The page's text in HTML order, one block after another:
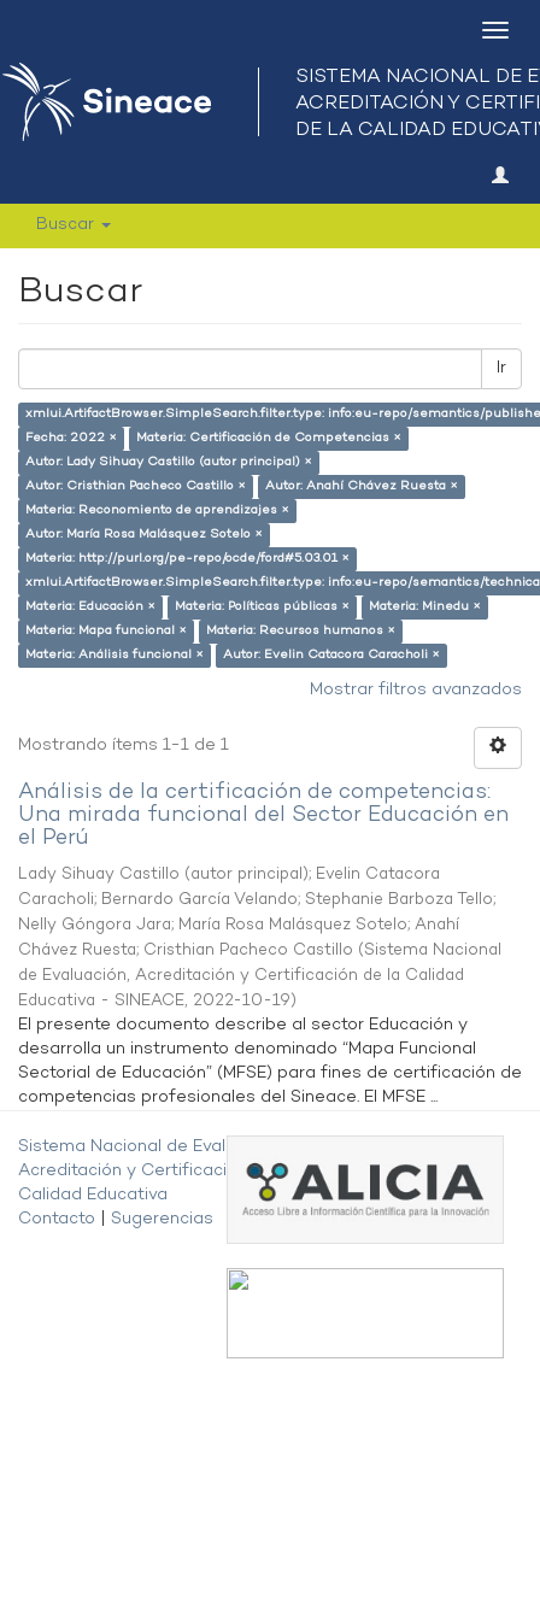
Buscar
Buscar
Ir
xmlui.ArtifactBrowser.SimpleSearch.filter.type: info:eu-repo/semantics/
Fecha: 2022 ×
Materia: Certificación de Competencias ×
Autor: Lady Sihuay Castillo (autor principal) ×
Autor: Cristhian Pacheco Castillo ×
Autor: Anahí Chávez Ruesta ×
Materia: Reconomiento de aprendizajes ×
Autor: María Rosa Malásquez Sotelo ×
Materia: http://purl.org/pe-repo/ocde/ford#5.03.01 ×
xmlui.ArtifactBrowser.SimpleSearch.filter.type: info:eu-repo/semantics/
Materia: Educación ×
Materia: Políticas públicas ×
Materia: Minedu ×
Materia: Mapa funcional ×
Materia: Recursos humanos ×
Materia: Análisis funcional ×
Autor: Evelin Catacora Caracholi ×
Mostrar filtros avanzados
Mostrando ítems 1-1 de 1
Análisis de la certificación de competencias:
Una mirada funcional del Sector Educación en
el Perú
Lady Sihuay Castillo (autor principal); Evelin Catacora
Caracholi; Bernardo García Velando; Stephanie Barboza Tello;
Nelly Góngora Jara; María Rosa Malásquez Sotelo; Anahí
Chávez Ruesta; Cristhian Pacheco Castillo (Sistema Nacional
de Evaluación, Acreditación y Certificación de la Calidad
Educativa - SINEACE, 2022-10-19)
El presente documento describe al sector Educación y
desarrolla un instrumento denominado “Mapa Funcional
Sectorial de Educación” (MFSE) para fines de certificación de
competencias profesionales del Sineace. El MFSE ...
Sistema Nacional de Evaluación,
Acreditación y Certificación de la
Calidad Educativa
Contacto
Sugerencias